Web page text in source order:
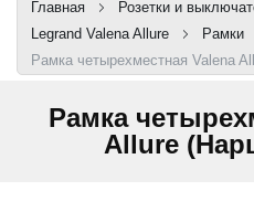
Главная
Розетки и
Legrand Valena Allure
Рамки
Рамка четырехместная Valena
Рамка
Allure